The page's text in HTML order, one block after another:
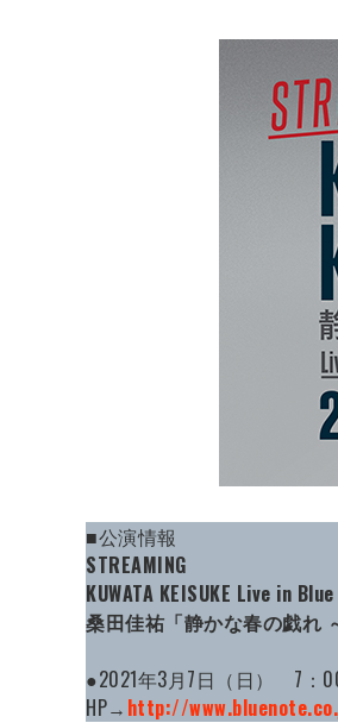
■公演情報
STREAMING
KUWATA KEISUKE Live in
桑田佳祐「静かな春の戯れ
●2021年3月7日（日） 7：
HP→ http://